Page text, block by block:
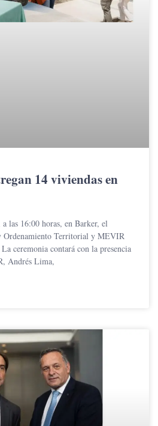
14 viviendas en
las 16:00 horas, en Barker, el
Territorial y MEVIR
ceremonia contará con la presencia
Andrés Lima,